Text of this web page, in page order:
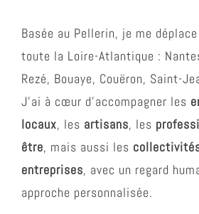
Basée au Pellerin, je me
toute la Loire-Atlantique :
Rezé, Bouaye, Couëron, Saint-
J’ai à cœur d’accompagner les
locaux, les artisans, les
être, mais aussi les
entreprises, avec un regard
approche personnalisée.